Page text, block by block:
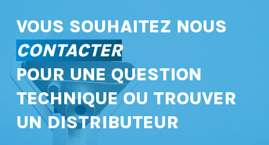
VOUS SOUHAITEZ NOUS
CONTACTER
POUR UNE QUESTION
TECHNIQUE OU TROUVER
UN DISTRIBUTEUR